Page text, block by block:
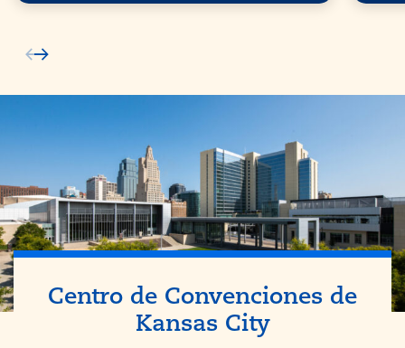
Centro de Convenciones de
KansasCity